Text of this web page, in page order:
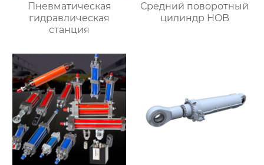
Пневматическая
гидравлическая
станция
Средний поворотный
цилиндр HOB